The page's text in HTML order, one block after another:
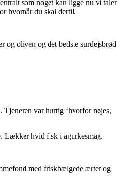
som noget kan ligge nu vi taler
hvornår du skal dertil.
og oliven og det bedste surdejsbrød
Tjeneren var hurtig ‘hvorfor nøjes,
Lækker hvid fisk i agurkesmag.
med friskbælgede ærter og